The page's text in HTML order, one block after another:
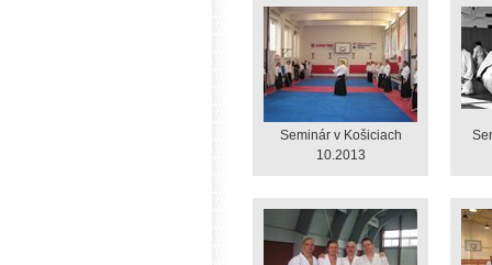
Seminár v Košiciach
10.2013